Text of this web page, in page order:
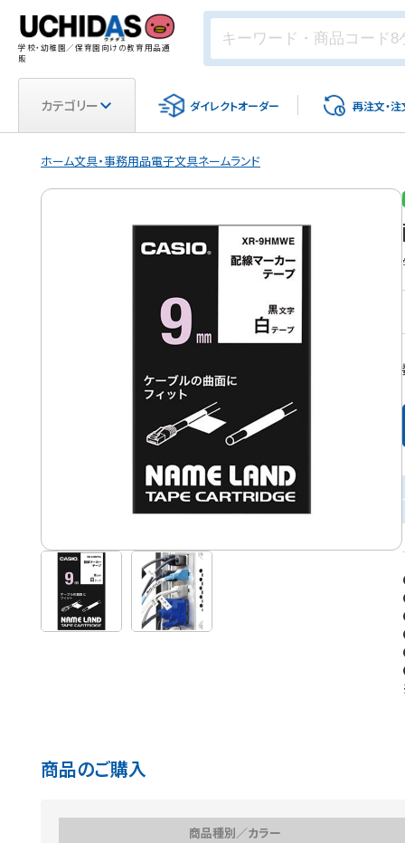
学校・幼稚園／保育園向けの教育用品通
販
カテゴリー ダイレクトオーダー 再注文・注
ホーム文具・事務用品電子文具ネームランド
商品のご購入
商品種別／カラー